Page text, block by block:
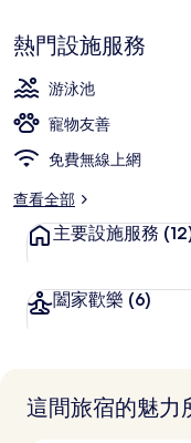
熱門設施服務
游泳池
寵物友善
免費無線上網
查看全部
主要設施服務
闔家歡樂 (6)
這間旅宿的魅力